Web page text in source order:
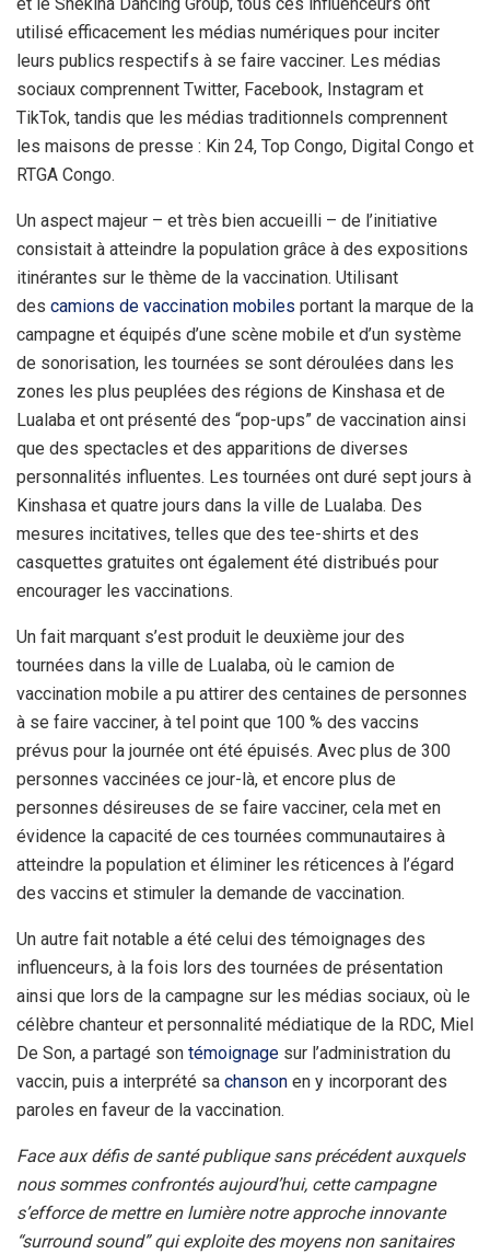
et le Shekina Dancing Group, tous ces influenceurs ont
utilisé efficacement les médias numériques pour inciter
leurs publics respectifs à se faire vacciner. Les médias
sociaux comprennent Twitter, Facebook, Instagram et
TikTok, tandis que les médias traditionnels comprennent
les maisons de presse : Kin 24, Top Congo, Digital Congo et
RTGA Congo.
Un aspect majeur – et très bien accueilli – de l’initiative
consistait à atteindre la population grâce à des expositions
itinérantes sur le thème de la vaccination. Utilisant
des camions de vaccination mobiles portant la marque de la
campagne et équipés d’une scène mobile et d’un système
de sonorisation, les tournées se sont déroulées dans les
zones les plus peuplées des régions de Kinshasa et de
Lualaba et ont présenté des “pop-ups” de vaccination ainsi
que des spectacles et des apparitions de diverses
personnalités influentes. Les tournées ont duré sept jours à
Kinshasa et quatre jours dans la ville de Lualaba. Des
mesures incitatives, telles que des tee-shirts et des
casquettes gratuites ont également été distribués pour
encourager les vaccinations.
Un fait marquant s’est produit le deuxième jour des
tournées dans la ville de Lualaba, où le camion de
vaccination mobile a pu attirer des centaines de personnes
à se faire vacciner, à tel point que 100 % des vaccins
prévus pour la journée ont été épuisés. Avec plus de 300
personnes vaccinées ce jour-là, et encore plus de
personnes désireuses de se faire vacciner, cela met en
évidence la capacité de ces tournées communautaires à
atteindre la population et éliminer les réticences à l’égard
des vaccins et stimuler la demande de vaccination.
Un autre fait notable a été celui des témoignages des
influenceurs, à la fois lors des tournées de présentation
ainsi que lors de la campagne sur les médias sociaux, où le
célèbre chanteur et personnalité médiatique de la RDC, Miel
De Son, a partagé son témoignage sur l’administration du
vaccin, puis a interprété sa chanson en y incorporant des
paroles en faveur de la vaccination.
Face aux défis de santé publique sans précédent auxquels
nous sommes confrontés aujourd’hui, cette campagne
s’efforce de mettre en lumière notre approche innovante
“surround sound” qui exploite des moyens non sanitaires